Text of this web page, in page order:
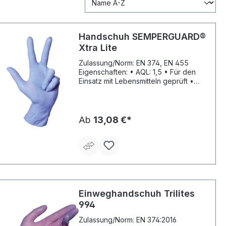
Handschuh SEMPERGUARD®
Xtra Lite
Zulassung/Norm: EN 374, EN 455
Eigenschaften: • AQL: 1,5 • Für den
Einsatz mit Lebensmitteln geprüft •
dünner und dehnbarer Handschuh •
Texturierte Fingerspitzen • Gute
Ab 13,08 €*
Einweghandschuh Trilites
994
Zulassung/Norm: EN 374:2016